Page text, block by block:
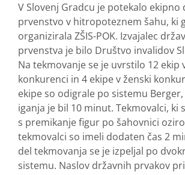
V Slovenj Gradcu je potekalo ekipno
prvenstvo v hitropoteznem šahu, ki
organizirala ZŠIS-POK. Izvajalec
prvenstva je bilo Društvo invalidov
Na tekmovanje se je uvrstilo 12 ekip
konkurenci in 4 ekipe v ženski
ekipe so odigrale po sistemu Berger,
iganja je bil 10 minut. Tekmovalci, ki
s premikanje figur po šahovnici
tekmovalci so imeli dodaten čas 2
del tekmovanja se je izpeljal po
sistemu. Naslov državnih prvakov